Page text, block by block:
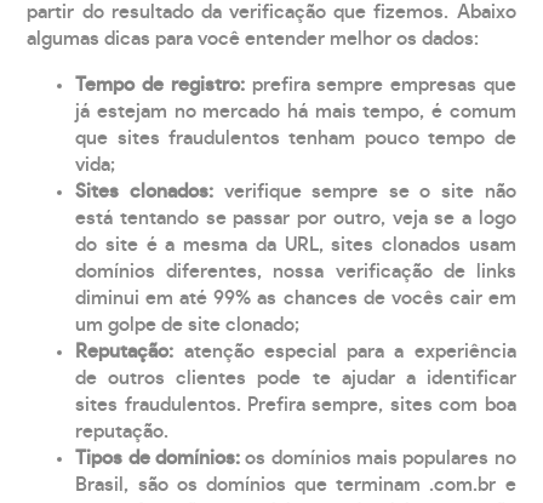
partir do resultado da verificação que fizemos. Abaixo
algumas dicas para você entender melhor os dados:
Tempo de registro: prefira sempre empresas que
já estejam no mercado há mais tempo, é comum
que sites fraudulentos tenham pouco tempo de
vida;
Sites clonados: verifique sempre se o site não
está tentando se passar por outro, veja se a logo
do site é a mesma da URL, sites clonados usam
domínios diferentes, nossa verificação de links
diminui em até 99% as chances de vocês cair em
um golpe de site clonado;
Reputação: atenção especial para a experiência
de outros clientes pode te ajudar a identificar
sites fraudulentos. Prefira sempre, sites com boa
reputação.
Tipos de domínios:os domínios mais populares no
Brasil, são os domínios que terminam .com.br e